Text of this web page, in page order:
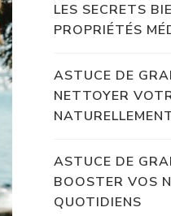
LES SECRETS
PROPRIÉTÉS
ASTUCE DE
NETTOYER
ASTUCE DE
BOOSTER VOS
QUOTIDIENS